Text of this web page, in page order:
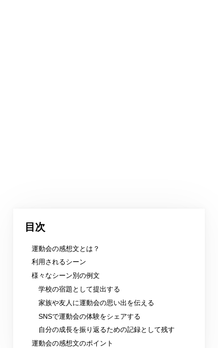
目次
運動会の感想文とは？
利用されるシーン
様々なシーン別の例文
学校の宿題として提出する
家族や友人に運動会の思い出を伝える
SNSで運動会の体験をシェアする
自分の成長を振り返るための記録として残す
運動会の感想文のポイント